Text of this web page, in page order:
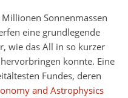
Sonnenmassen
eine grundlegende
wie das All in so kurzer
konnte. Eine
Fundes, deren
and Astrophysics